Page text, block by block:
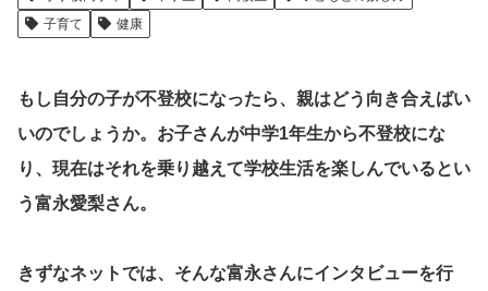
子育て
健康
もし自分の子が不登校になったら、親はどう向き合えばい
いのでしょうか。お子さんが中学1年生から不登校にな
り、現在はそれを乗り越えて学校生活を楽しんでいるとい
う富永愛梨さん。
きずなネットでは、そんな富永さんにインタビューを行